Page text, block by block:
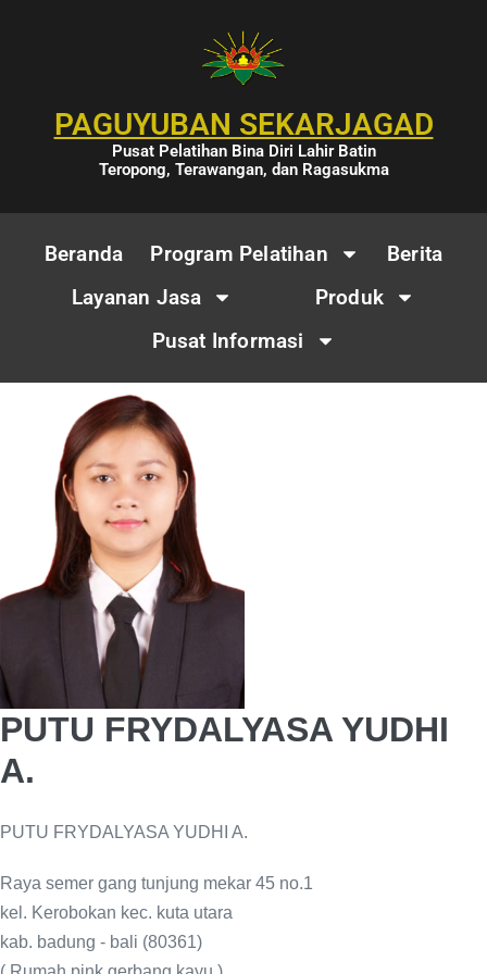
PAGUYUBAN SEKARJAGAD
Pusat Pelatihan Bina Diri Lahir Batin
Teropong, Terawangan, dan Ragasukma
Beranda Program Pelatihan
Berita
Layanan Jasa
Produk
Pusat Informasi
PUTU FRYDALYASA YUDHI
A.
PUTU FRYDALYASA YUDHI A.
Raya semer gang tunjung mekar 45 no.1
kel. Kerobokan kec. kuta utara
kab. badung - bali (80361)